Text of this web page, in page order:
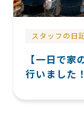
スタッフの日
【一日で家
行いました！